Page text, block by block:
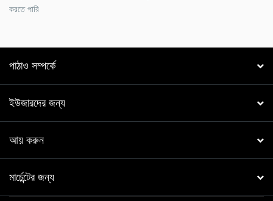
করতে পারি
পাঠাও সম্পর্কে
ইউজারদের জন্য
আয় করুন
মার্চেন্টের জন্য